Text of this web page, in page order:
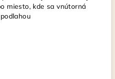
miesto, kde sa vnútorná